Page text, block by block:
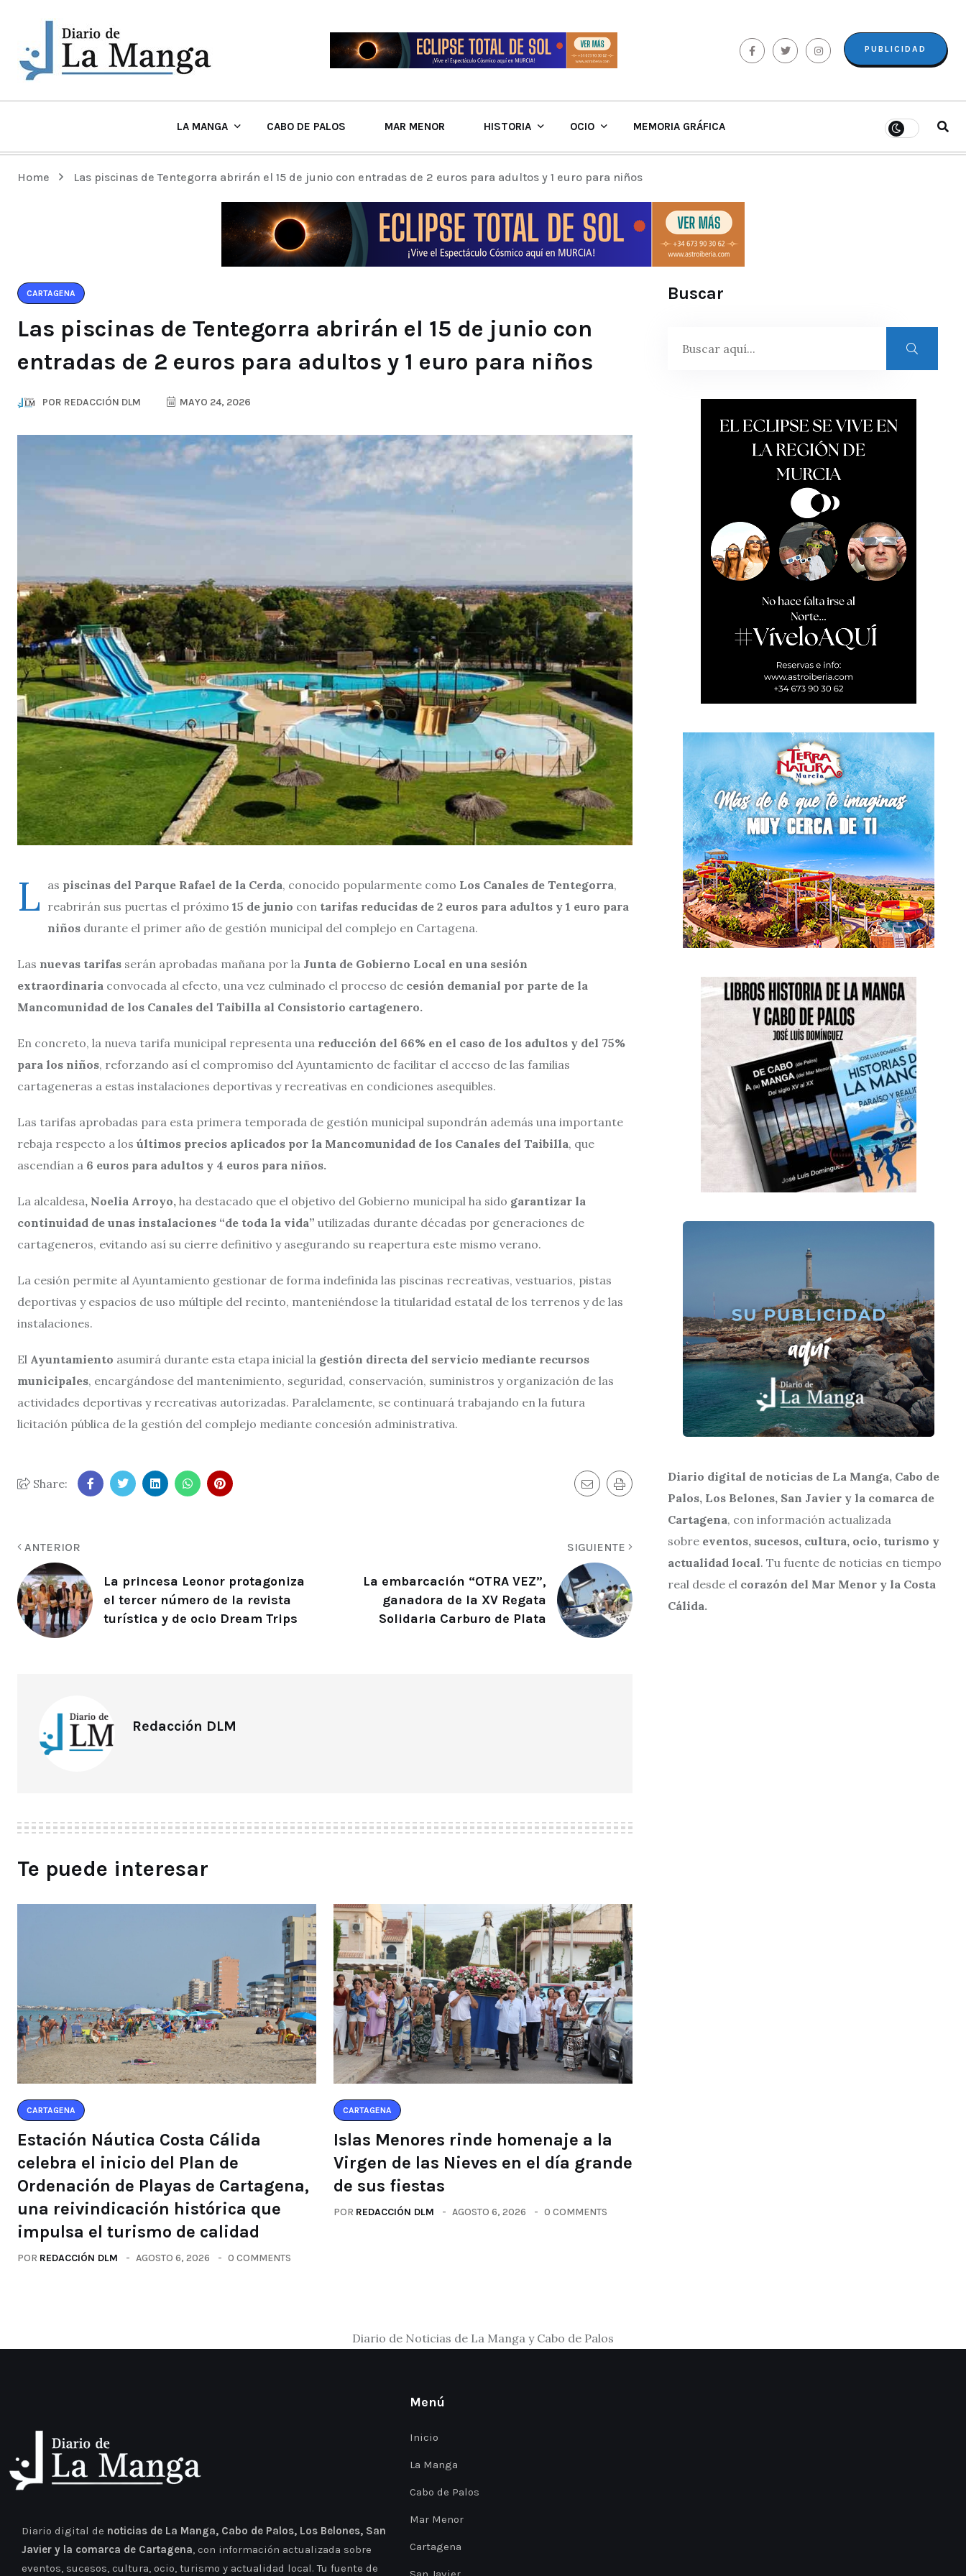
PUBLICIDAD
LA MANGA CABO DE PALOS MAR MENOR HISTORIA OCIO MEMORIA GRÁFICA
Home Las piscinas de Tentegorra abrirán el 15 de junio con entradas de 2 euros para adultos y 1 euro para niños
CARTAGENA
Las piscinas de Tentegorra abrirán el 15 de junio con
entradas de 2 euros para adultos y 1 euro para niños
POR REDACCIÓN DLM MAYO 24, 2026
L as piscinas del Parque Rafael de la Cerda, conocido popularmente como Los Canales de Tentegorra,
reabrirán sus puertas el próximo 15 de junio con tarifas reducidas de 2 euros para adultos y 1 euro para
niños durante el primer año de gestión municipal del complejo en Cartagena.
Las nuevas tarifas serán aprobadas mañana por la Junta de Gobierno Local en una sesión
extraordinaria convocada al efecto, una vez culminado el proceso de cesión demanial por parte de la
Mancomunidad de los Canales del Taibilla al Consistorio cartagenero.
En concreto, la nueva tarifa municipal representa una reducción del 66% en el caso de los adultos y del 75%
para los niños, reforzando así el compromiso del Ayuntamiento de facilitar el acceso de las familias
cartageneras a estas instalaciones deportivas y recreativas en condiciones asequibles.
Las tarifas aprobadas para esta primera temporada de gestión municipal supondrán además una importante
rebaja respecto a los últimos precios aplicados por la Mancomunidad de los Canales del Taibilla, que
ascendían a 6 euros para adultos y 4 euros para niños.
La alcaldesa, Noelia Arroyo, ha destacado que el objetivo del Gobierno municipal ha sido garantizar la
continuidad de unas instalaciones “de toda la vida” utilizadas durante décadas por generaciones de
cartageneros, evitando así su cierre definitivo y asegurando su reapertura este mismo verano.
La cesión permite al Ayuntamiento gestionar de forma indefinida las piscinas recreativas, vestuarios, pistas
deportivas y espacios de uso múltiple del recinto, manteniéndose la titularidad estatal de los terrenos y de las
instalaciones.
El Ayuntamiento asumirá durante esta etapa inicial la gestión directa del servicio mediante recursos
municipales, encargándose del mantenimiento, seguridad, conservación, suministros y organización de las
actividades deportivas y recreativas autorizadas. Paralelamente, se continuará trabajando en la futura
licitación pública de la gestión del complejo mediante concesión administrativa.
Share:
ANTERIOR
La princesa Leonor protagoniza
el tercer número de la revista
turística y de ocio Dream Trips
SIGUIENTE
La embarcación “OTRA VEZ”,
ganadora de la XV Regata
Solidaria Carburo de Plata
Redacción DLM
Te puede interesar
CARTAGENA
Estación Náutica Costa Cálida
celebra el inicio del Plan de
Ordenación de Playas de Cartagena,
una reivindicación histórica que
impulsa el turismo de calidad
POR REDACCIÓN DLM AGOSTO 6, 2026 0 COMMENTS
CARTAGENA
Islas Menores rinde homenaje a la
Virgen de las Nieves en el día grande
de sus fiestas
POR REDACCIÓN DLM AGOSTO 6, 2026 0 COMMENTS
Buscar
Diario digital de noticias de La Manga, Cabo de
Palos, Los Belones, San Javier y la comarca de
Cartagena, con información actualizada
sobre eventos, sucesos, cultura, ocio, turismo y
actualidad local. Tu fuente de noticias en tiempo
real desde el corazón del Mar Menor y la Costa
Cálida.
Diario de Noticias de La Manga y Cabo de Palos
Diario digital de noticias de La Manga, Cabo de Palos, Los Belones, San
Javier y la comarca de Cartagena, con información actualizada sobre
eventos, sucesos, cultura, ocio, turismo y actualidad local. Tu fuente de
Menú
Inicio
La Manga
Cabo de Palos
Mar Menor
Cartagena